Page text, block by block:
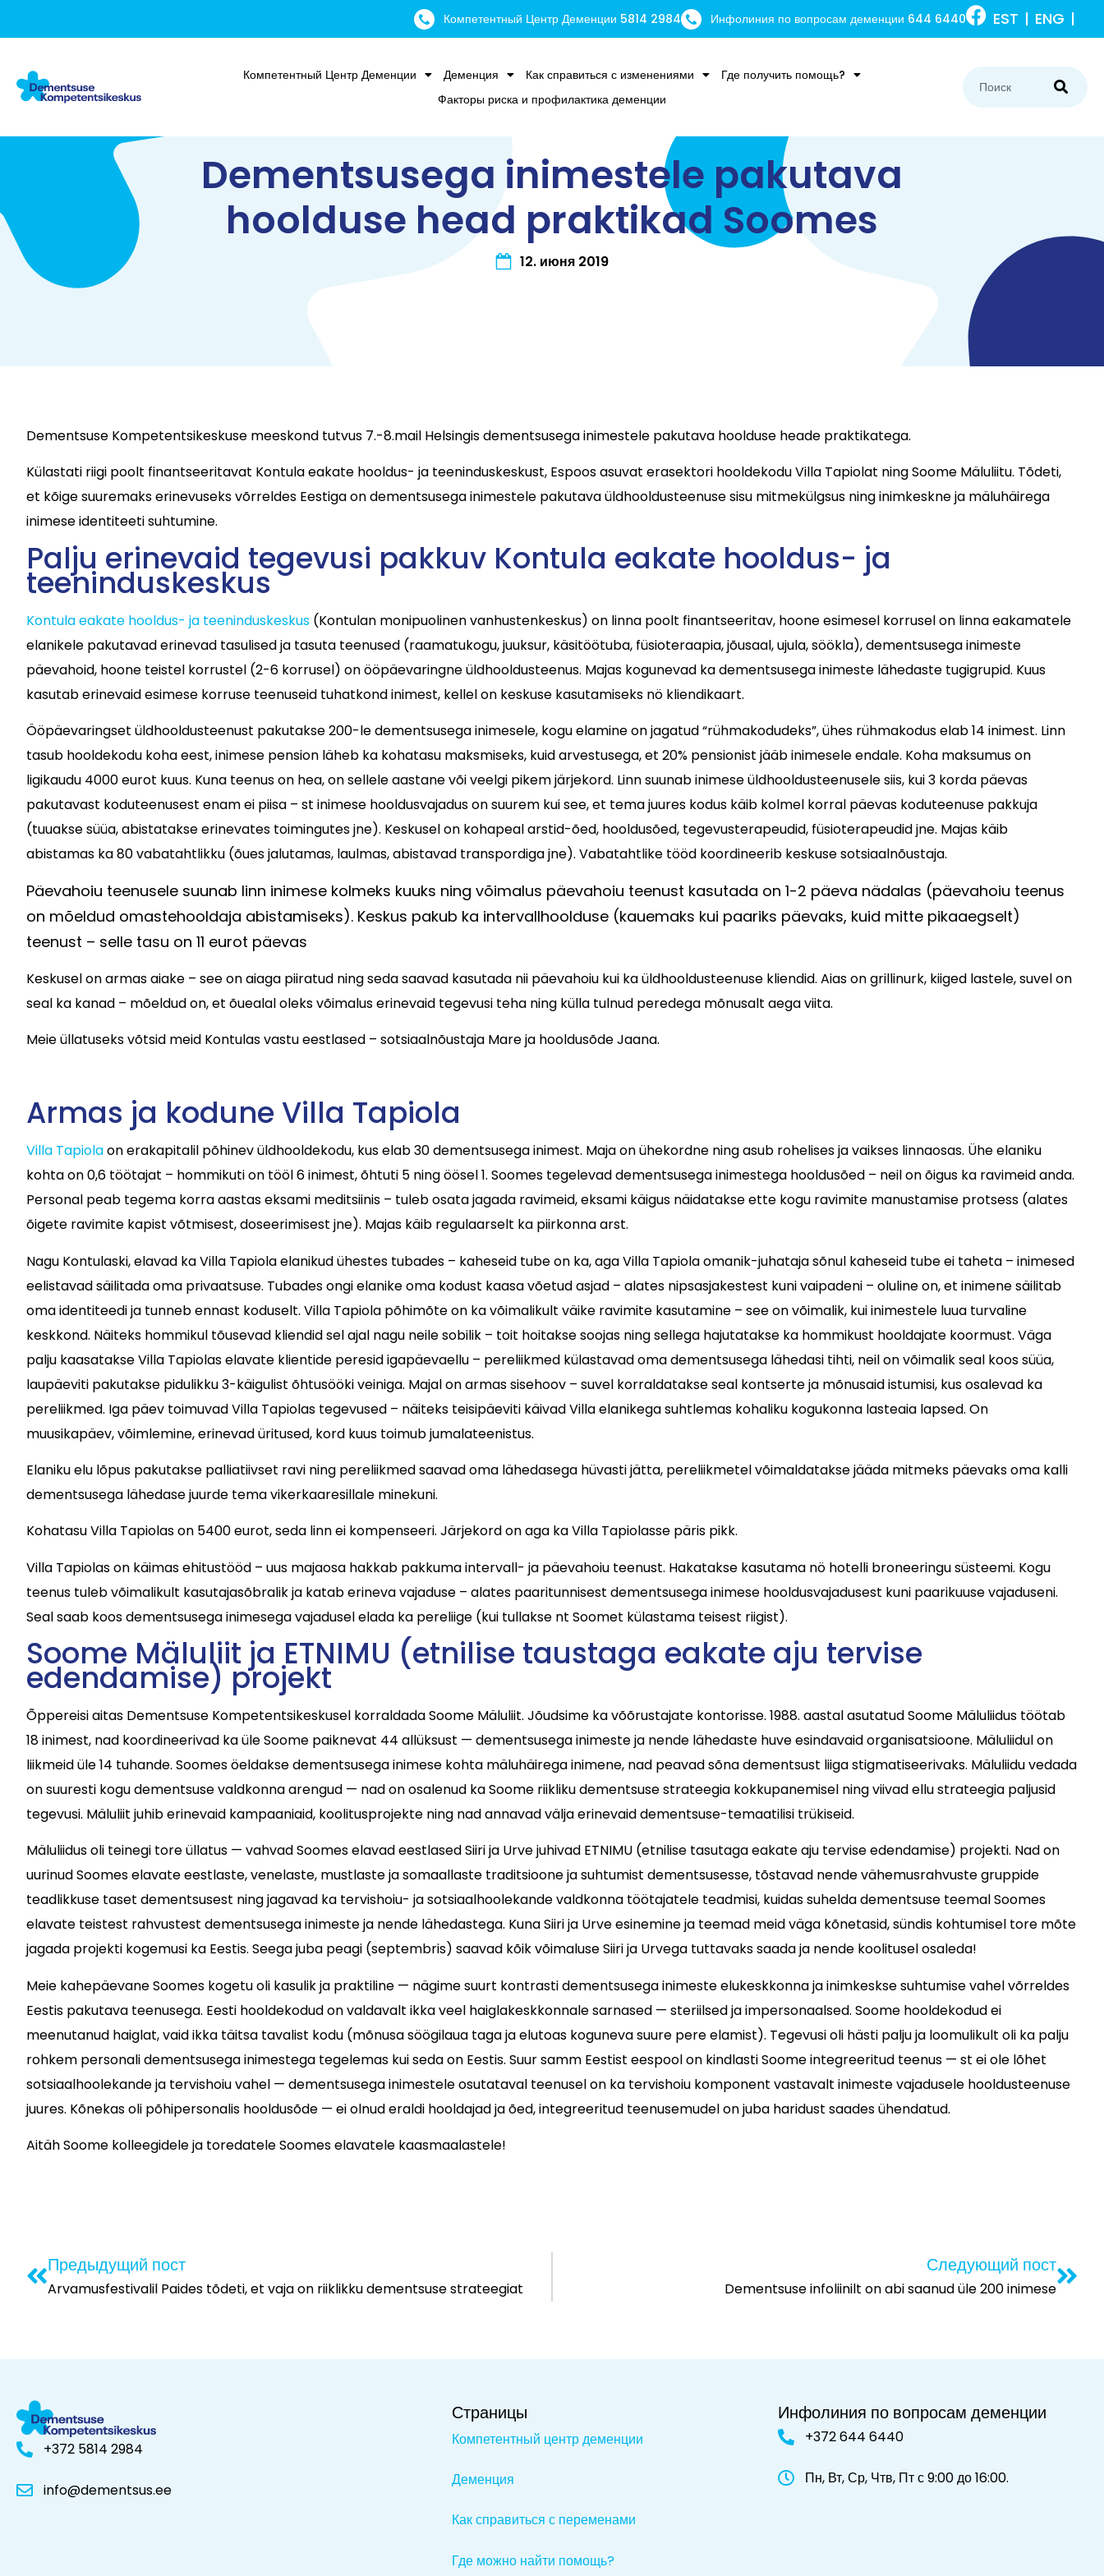
EST ENG
Инфолиния по вопросам деменции 644 6440
Компетентный Центр Деменции 5814 2984
Компетентный Центр Деменции Деменция Как справиться с изменениями
Где получить помощь?
Факторы риска и профилактика деменции
Dementsusega inimestele pakutava
hoolduse head praktikad Soomes
12. июня 2019
Dementsuse Kompetentsikeskuse meeskond tutvus 7.-8.mail Helsingis dementsusega inimestele pakutava hoolduse heade praktikatega.
Külastati riigi poolt finantseeritavat Kontula eakate hooldus- ja teeninduskeskust, Espoos asuvat erasektori hooldekodu Villa Tapiolat ning Soome Mäluliitu. Tõdeti,
et kõige suuremaks erinevuseks võrreldes Eestiga on dementsusega inimestele pakutava üldhooldusteenuse sisu mitmekülgsus ning inimkeskne ja mäluhäirega
inimese identiteeti suhtumine.
Palju erinevaid tegevusi pakkuv Kontula eakate hooldus- ja
teeninduskeskus
Kontula eakate hooldus- ja teeninduskeskus (Kontulan monipuolinen vanhustenkeskus) on linna poolt finantseeritav, hoone esimesel korrusel on linna eakamatele
elanikele pakutavad erinevad tasulised ja tasuta teenused (raamatukogu, juuksur, käsitöötuba, füsioteraapia, jõusaal, ujula, söökla), dementsusega inimeste
päevahoid, hoone teistel korrustel (2-6 korrusel) on ööpäevaringne üldhooldusteenus. Majas kogunevad ka dementsusega inimeste lähedaste tugigrupid. Kuus
kasutab erinevaid esimese korruse teenuseid tuhatkond inimest, kellel on keskuse kasutamiseks nö kliendikaart.
Ööpäevaringset üldhooldusteenust pakutakse 200-le dementsusega inimesele, kogu elamine on jagatud “rühmakodudeks”, ühes rühmakodus elab 14 inimest. Linn
tasub hooldekodu koha eest, inimese pension läheb ka kohatasu maksmiseks, kuid arvestusega, et 20% pensionist jääb inimesele endale. Koha maksumus on
ligikaudu 4000 eurot kuus. Kuna teenus on hea, on sellele aastane või veelgi pikem järjekord. Linn suunab inimese üldhooldusteenusele siis, kui 3 korda päevas
pakutavast koduteenusest enam ei piisa – st inimese hooldusvajadus on suurem kui see, et tema juures kodus käib kolmel korral päevas koduteenuse pakkuja
(tuuakse süüa, abistatakse erinevates toimingutes jne). Keskusel on kohapeal arstid-õed, hooldusõed, tegevusterapeudid, füsioterapeudid jne. Majas käib
abistamas ka 80 vabatahtlikku (õues jalutamas, laulmas, abistavad transpordiga jne). Vabatahtlike tööd koordineerib keskuse sotsiaalnõustaja.
Päevahoiu teenusele suunab linn inimese kolmeks kuuks ning võimalus päevahoiu teenust kasutada on 1-2 päeva nädalas (päevahoiu teenus
on mõeldud omastehooldaja abistamiseks). Keskus pakub ka intervallhoolduse (kauemaks kui paariks päevaks, kuid mitte pikaaegselt)
teenust – selle tasu on 11 eurot päevas
Keskusel on armas aiake – see on aiaga piiratud ning seda saavad kasutada nii päevahoiu kui ka üldhooldusteenuse kliendid. Aias on grillinurk, kiiged lastele, suvel on
seal ka kanad – mõeldud on, et õuealal oleks võimalus erinevaid tegevusi teha ning külla tulnud peredega mõnusalt aega viita.
Meie üllatuseks võtsid meid Kontulas vastu eestlased – sotsiaalnõustaja Mare ja hooldusõde Jaana.
Armas ja kodune Villa Tapiola
Villa Tapiolaon erakapitalil põhinev üldhooldekodu, kus elab 30 dementsusega inimest. Maja on ühekordne ning asub rohelises ja vaikses linnaosas. Ühe elaniku
kohta on 0,6 töötajat – hommikuti on tööl 6 inimest, õhtuti 5 ning öösel 1. Soomes tegelevad dementsusega inimestega hooldusõed – neil on õigus ka ravimeid anda.
Personal peab tegema korra aastas eksami meditsiinis – tuleb osata jagada ravimeid, eksami käigus näidatakse ette kogu ravimite manustamise protsess (alates
õigete ravimite kapist võtmisest, doseerimisest jne). Majas käib regulaarselt ka piirkonna arst.
Nagu Kontulaski, elavad ka Villa Tapiola elanikud ühestes tubades – kaheseid tube on ka, aga Villa Tapiola omanik-juhataja sõnul kaheseid tube ei taheta – inimesed
eelistavad säilitada oma privaatsuse. Tubades ongi elanike oma kodust kaasa võetud asjad – alates nipsasjakestest kuni vaipadeni – oluline on, et inimene säilitab
oma identiteedi ja tunneb ennast koduselt. Villa Tapiola põhimõte on ka võimalikult väike ravimite kasutamine – see on võimalik, kui inimestele luua turvaline
keskkond. Näiteks hommikul tõusevad kliendid sel ajal nagu neile sobilik – toit hoitakse soojas ning sellega hajutatakse ka hommikust hooldajate koormust. Väga
palju kaasatakse Villa Tapiolas elavate klientide peresid igapäevaellu – pereliikmed külastavad oma dementsusega lähedasi tihti, neil on võimalik seal koos süüa,
laupäeviti pakutakse pidulikku 3-käigulist õhtusööki veiniga. Majal on armas sisehoov – suvel korraldatakse seal kontserte ja mõnusaid istumisi, kus osalevad ka
pereliikmed. Iga päev toimuvad Villa Tapiolas tegevused – näiteks teisipäeviti käivad Villa elanikega suhtlemas kohaliku kogukonna lasteaia lapsed. On
muusikapäev, võimlemine, erinevad üritused, kord kuus toimub jumalateenistus.
Elaniku elu lõpus pakutakse palliatiivset ravi ning pereliikmed saavad oma lähedasega hüvasti jätta, pereliikmetel võimaldatakse jääda mitmeks päevaks oma kalli
dementsusega lähedase juurde tema vikerkaaresillale minekuni.
Kohatasu Villa Tapiolas on 5400 eurot, seda linn ei kompenseeri. Järjekord on aga ka Villa Tapiolasse päris pikk.
Villa Tapiolas on käimas ehitustööd – uus majaosa hakkab pakkuma intervall- ja päevahoiu teenust. Hakatakse kasutama nö hotelli broneeringu süsteemi. Kogu
teenus tuleb võimalikult kasutajasõbralik ja katab erineva vajaduse – alates paaritunnisest dementsusega inimese hooldusvajadusest kuni paarikuuse vajaduseni.
Seal saab koos dementsusega inimesega vajadusel elada ka pereliige (kui tullakse nt Soomet külastama teisest riigist).
Soome Mäluliit ja ETNIMU (etnilise taustaga eakate aju tervise
edendamise) projekt
Õppereisi aitas Dementsuse Kompetentsikeskusel korraldada Soome Mäluliit. Jõudsime ka võõrustajate kontorisse. 1988. aastal asutatud Soome Mäluliidus töötab
18 inimest, nad koordineerivad ka üle Soome paiknevat 44 allüksust — dementsusega inimeste ja nende lähedaste huve esindavaid organisatsioone. Mäluliidul on
liikmeid üle 14 tuhande. Soomes öeldakse dementsusega inimese kohta mäluhäirega inimene, nad peavad sõna dementsust liiga stigmatiseerivaks. Mäluliidu vedada
on suuresti kogu dementsuse valdkonna arengud — nad on osalenud ka Soome riikliku dementsuse strateegia kokkupanemisel ning viivad ellu strateegia paljusid
tegevusi. Mäluliit juhib erinevaid kampaaniaid, koolitusprojekte ning nad annavad välja erinevaid dementsuse-temaatilisi trükiseid.
Mäluliidus oli teinegi tore üllatus — vahvad Soomes elavad eestlased Siiri ja Urve juhivad ETNIMU (etnilise tasutaga eakate aju tervise edendamise) projekti. Nad on
uurinud Soomes elavate eestlaste, venelaste, mustlaste ja somaallaste traditsioone ja suhtumist dementsusesse, tõstavad nende vähemusrahvuste gruppide
teadlikkuse taset dementsusest ning jagavad ka tervishoiu- ja sotsiaalhoolekande valdkonna töötajatele teadmisi, kuidas suhelda dementsuse teemal Soomes
elavate teistest rahvustest dementsusega inimeste ja nende lähedastega. Kuna Siiri ja Urve esinemine ja teemad meid väga kõnetasid, sündis kohtumisel tore mõte
jagada projekti kogemusi ka Eestis. Seega juba peagi (septembris) saavad kõik võimaluse Siiri ja Urvega tuttavaks saada ja nende koolitusel osaleda!
Meie kahepäevane Soomes kogetu oli kasulik ja praktiline — nägime suurt kontrasti dementsusega inimeste elukeskkonna ja inimkeskse suhtumise vahel võrreldes
Eestis pakutava teenusega. Eesti hooldekodud on valdavalt ikka veel haiglakeskkonnale sarnased — steriilsed ja impersonaalsed. Soome hooldekodud ei
meenutanud haiglat, vaid ikka täitsa tavalist kodu (mõnusa söögilaua taga ja elutoas koguneva suure pere elamist). Tegevusi oli hästi palju ja loomulikult oli ka palju
rohkem personali dementsusega inimestega tegelemas kui seda on Eestis. Suur samm Eestist eespool on kindlasti Soome integreeritud teenus — st ei ole lõhet
sotsiaalhoolekande ja tervishoiu vahel — dementsusega inimestele osutataval teenusel on ka tervishoiu komponent vastavalt inimeste vajadusele hooldusteenuse
juures. Kõnekas oli põhipersonalis hooldusõde — ei olnud eraldi hooldajad ja õed, integreeritud teenusemudel on juba haridust saades ühendatud.
Aitäh Soome kolleegidele ja toredatele Soomes elavatele kaasmaalastele!
Предыдущий пост
Arvamusfestivalil Paides tõdeti, et vaja on riiklikku dementsuse strateegiat
Следующий пост
Dementsuse infoliinilt on abi saanud üle 200 inimese
+372 5814 2984
info@dementsus.ee
Страницы
Компетентный центр деменции
Деменция
Как справиться с переменами
Где можно найти помощь?
Инфолиния по вопросам деменции
+372 644 6440
Пн, Вт, Ср, Чтв, Пт с 9:00 до 16:00.